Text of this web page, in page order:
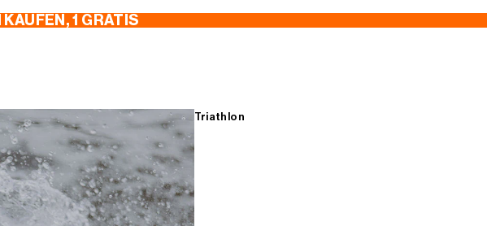
KAUFEN, 1 GRATIS
Triathlon